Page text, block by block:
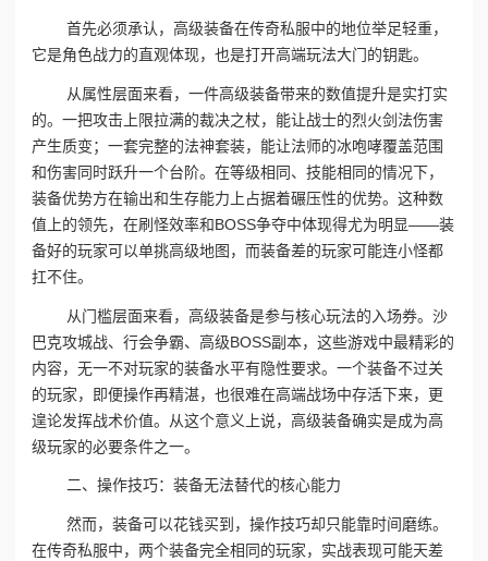
首先必须承认，高级装备在传奇私服中的地位举足轻重，
它是角色战力的直观体现，也是打开高端玩法大门的钥匙。
从属性层面来看，一件高级装备带来的数值提升是实打实
的。一把攻击上限拉满的裁决之杖，能让战士的烈火剑法伤害
产生质变；一套完整的法神套装，能让法师的冰咆哮覆盖范围
和伤害同时跃升一个台阶。在等级相同、技能相同的情况下，
装备优势方在输出和生存能力上占据着碾压性的优势。这种数
值上的领先，在刷怪效率和BOSS争夺中体现得尤为明显——装
备好的玩家可以单挑高级地图，而装备差的玩家可能连小怪都
扛不住。
从门槛层面来看，高级装备是参与核心玩法的入场券。沙
巴克攻城战、行会争霸、高级BOSS副本，这些游戏中最精彩的
内容，无一不对玩家的装备水平有隐性要求。一个装备不过关
的玩家，即便操作再精湛，也很难在高端战场中存活下来，更
遑论发挥战术价值。从这个意义上说，高级装备确实是成为高
级玩家的必要条件之一。
二、操作技巧：装备无法替代的核心能力
然而，装备可以花钱买到，操作技巧却只能靠时间磨练。
在传奇私服中，两个装备完全相同的玩家，实战表现可能天差